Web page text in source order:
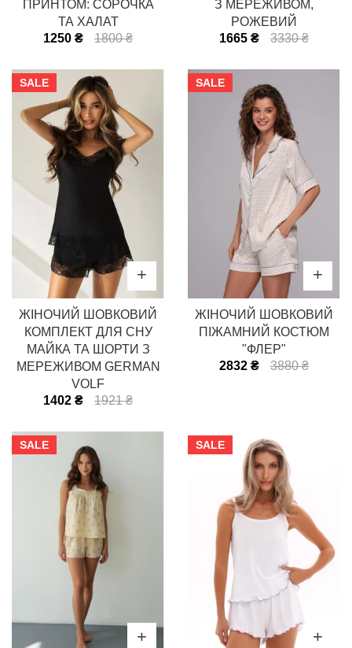
ПРИНТОМ: СОРОЧКА
ТА ХАЛАТ
1250 ₴
1800 ₴
З МЕРЕЖИВОМ,
РОЖЕВИЙ
1665 ₴
3330 ₴
SALE
ЖІНОЧИЙ ШОВКОВИЙ
КОМПЛЕКТ ДЛЯ СНУ
МАЙКА ТА ШОРТИ З
МЕРЕЖИВОМ GERMAN
VOLF
1402 ₴
1921 ₴
SALE
ЖІНОЧИЙ ШОВКОВИЙ
ПІЖАМНИЙ КОСТЮМ
"ФЛЕР"
2832 ₴
3880 ₴
SALE SALE